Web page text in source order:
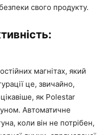
свого продукту.
магнітах, який
це, звичайно,
як Polestar
Автоматичне
коли він не потрібен,